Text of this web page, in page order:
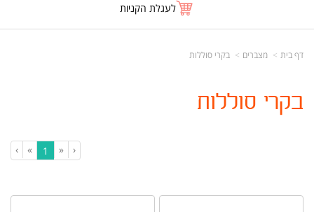
לעגלת הקניות
דף בית מצברים בקרי סוללות
בקרי סוללות
‹
«
1
»
›